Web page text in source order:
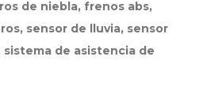
de niebla, frenos abs,
sensor de lluvia, sensor
sistema de asistencia de